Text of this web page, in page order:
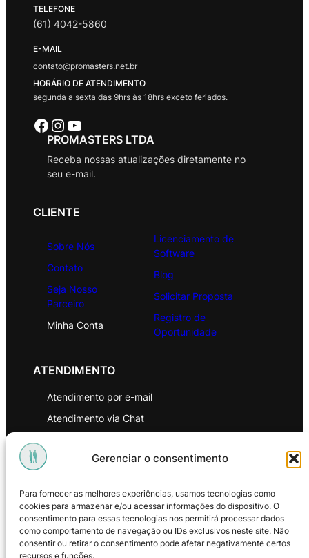
Gerenciar o consentimento
Para fornecer as melhores experiências, usamos tecnologias como
cookies para armazenar e/ou acessar informações do dispositivo. O
consentimento para essas tecnologias nos permitirá processar dados
como comportamento de navegação ou IDs exclusivos neste site. Não
consentir ou retirar o consentimento pode afetar negativamente certos
recursos e funções.
TELEFONE
(61) 4042-5860
E-MAIL
contato@promasters.net.br
HORÁRIO DE ATENDIMENTO
segunda a sexta das 9hrs às 18hrs exceto feriados.
Facebook Instagram Youtube
PROMASTERS LTDA
Receba nossas atualizações diretamente no
seu e-mail.
CLIENTE
Sobre Nós
Contato
Seja Nosso
Parceiro
Minha Conta
Licenciamento de
Software
Blog
Solicitar Proposta
Registro de
Oportunidade
ATENDIMENTO
Atendimento por e-mail
Atendimento via Chat
Política de Privacidade
Política de Troca e Devoluções
Política de Reembolso